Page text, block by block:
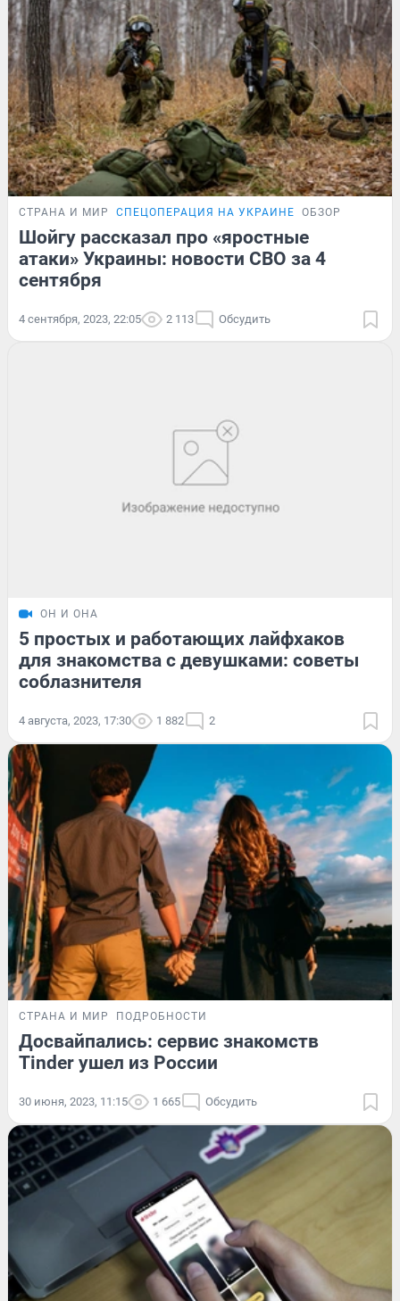
СТРАНА И МИР СПЕЦОПЕРАЦИЯ НА УКРАИНЕ ОБЗОР
Шойгу рассказал про «яростные
атаки» Украины: новости СВО за 4
сентября
4 сентября, 2023, 22:05 2 113 Обсудить
ОН И ОНА
5 простых и работающих лайфхаков
для знакомства с девушками: советы
соблазнителя
4 августа, 2023, 17:30 1 882 2
СТРАНА И МИР ПОДРОБНОСТИ
Досвайпались: сервис знакомств
Tinder ушел из России
30 июня, 2023, 11:15 1 665 Обсудить